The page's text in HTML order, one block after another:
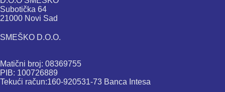
Subotička 64
21000 Novi Sad
SMEŠKO D.O.O.
Matični broj: 08369755
PIB: 100726889
Tekući račun:160-920531-73 Banca Intesa